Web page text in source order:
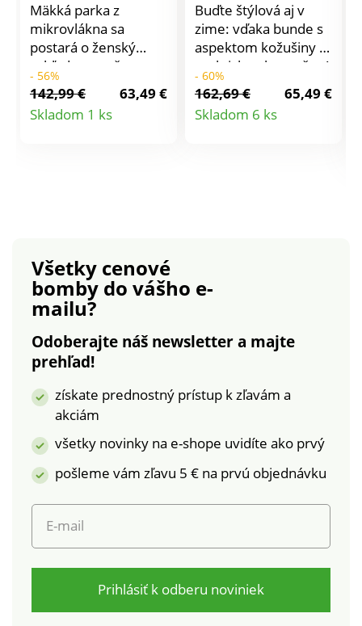
Mäkká parka z
mikrovlákna sa
postará o ženský
vzhľad a navyše
príjemne zahreje.
Zapínanie na zips
krytý légou s
šikmé vrecká s
paspulou, zapínané
na zips. Vnútorné
celkovou podšívkou .
Možno prať v práčke.
- 56%
142,99 €
63,49 €
Skladom 1 ks
Detail
Buďte štýlová aj v
zime: vďaka bunde s
aspektom kožušiny a
praktickou kapucňou!
Zapínanie na zips
zakrytý klopou.
Stojačik a kapucňa na
Nepremokavá
- 60%
162,69 €
65,49 €
Skladom 6 ks
Detail
Všetky cenové
bomby do vášho e-
mailu?
Odoberajte náš newsletter a majte
prehľad!
získate prednostný prístup k zľavám a
akciám
všetky novinky na e-shope uvidíte ako prvý
pošleme vám zľavu 5 € na prvú objednávku
E-mail
Prihlásiť k odberu noviniek